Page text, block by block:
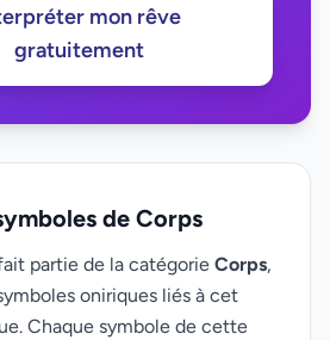
mon rêve
gratuitement
de Corps
partie de la catégorie Corps,
oniriques liés à cet
Chaque symbole de cette